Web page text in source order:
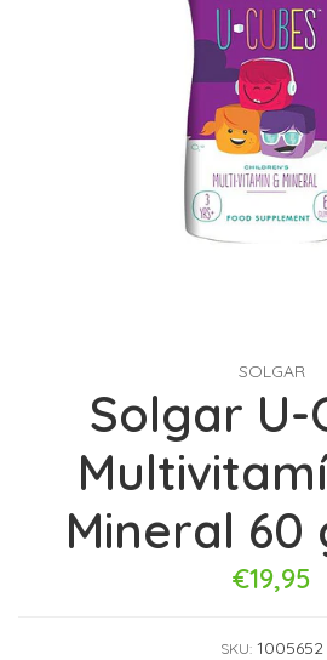
SOLGAR
Solgar U-
Mineral 60
€19,95
SKU: 1005652